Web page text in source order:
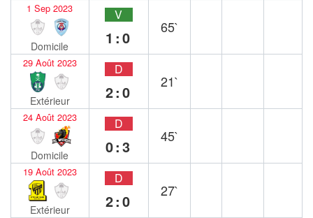
1 Sep 2023
Domicile
V
1:0
65`
29 Août 2023
Extérieur
D
2:0
21`
24 Août 2023
Domicile
D
0:3
45`
19 Août 2023
Extérieur
D
2:0
27`